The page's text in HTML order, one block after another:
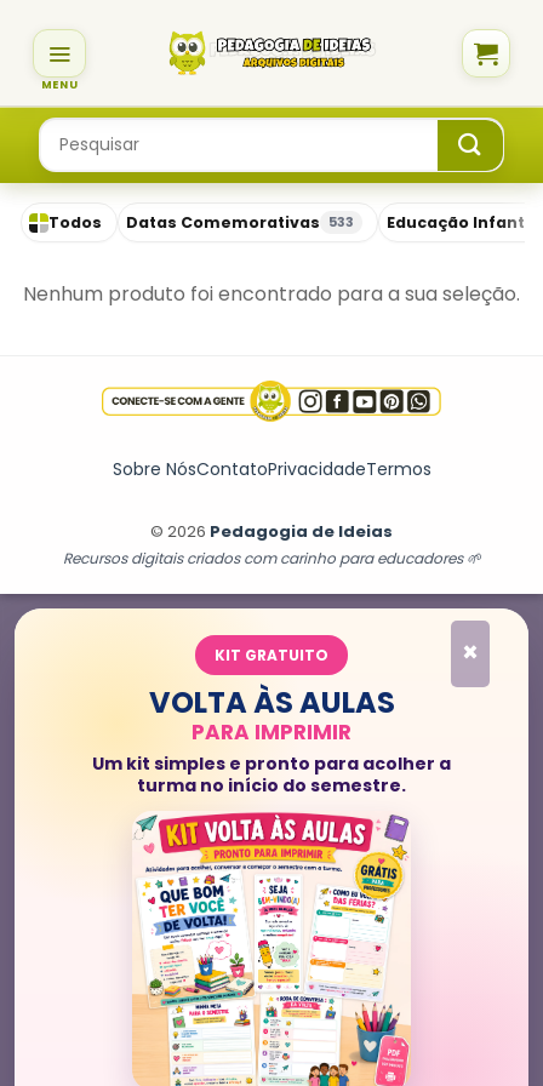
content
Pesquisar
por:
Todos Datas Comemorativas 533 Educação Infantil
Nenhum produto foi encontrado para a sua seleção.
Sobre NósContatoPrivacidadeTermos
© 2026 Pedagogia de Ideias
Recursos digitais criados com carinho para educadores 🌱
×
KIT GRATUITO
VOLTA ÀS AULAS
PARA IMPRIMIR
Um kit simples e pronto para acolher a
turma no início do semestre.